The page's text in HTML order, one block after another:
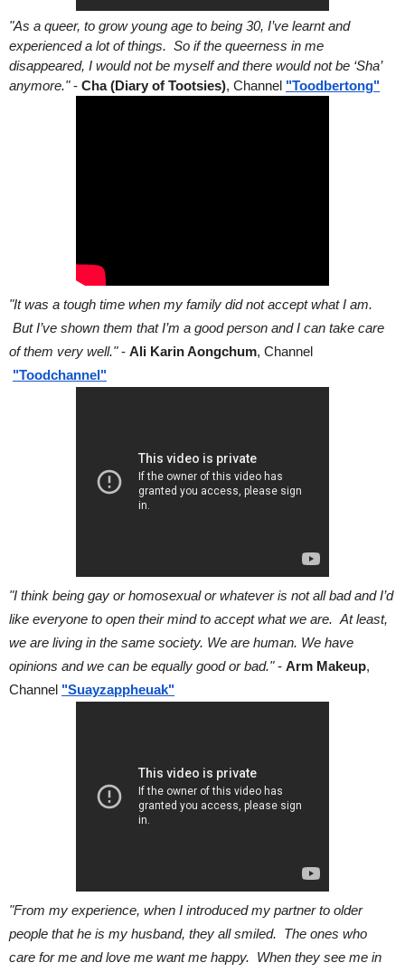
"As a queer, to grow young age to being 30, I’ve learnt and
experienced a lot of things.  So if the queerness in me
disappeared, I would not be myself and there would not be ‘Sha’
anymore." - Cha (Diary of Tootsies), Channel "Toodbertong"
"It was a tough time when my family did not accept what I am.
But I’ve shown them that I’m a good person and I can take care
of them very well." - Ali Karin Aongchum, Channel
"Toodchannel"
"I think being gay or homosexual or whatever is not all bad and I’d
like everyone to open their mind to accept what we are.  At least,
we are living in the same society. We are human. We have
opinions and we can be equally good or bad." - Arm Makeup,
Channel "Suayzappheuak"
"From my experience, when I introduced my partner to older
people that he is my husband, they all smiled.  The ones who
care for me and love me want me happy.  When they see me in